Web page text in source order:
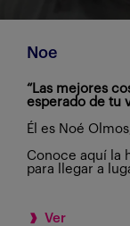
Noe
“Las mejores
esperado de tu
Él es Noé
Conoce aquí la
para llegar a
Ver